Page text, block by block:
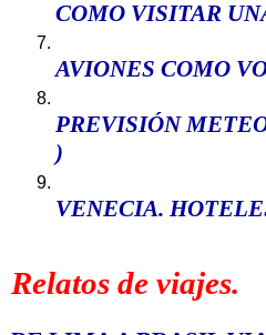
COMO VISITAR
AVIONES COMO
PREVISIÓN
)
VENECIA.
Relatos de viajes.